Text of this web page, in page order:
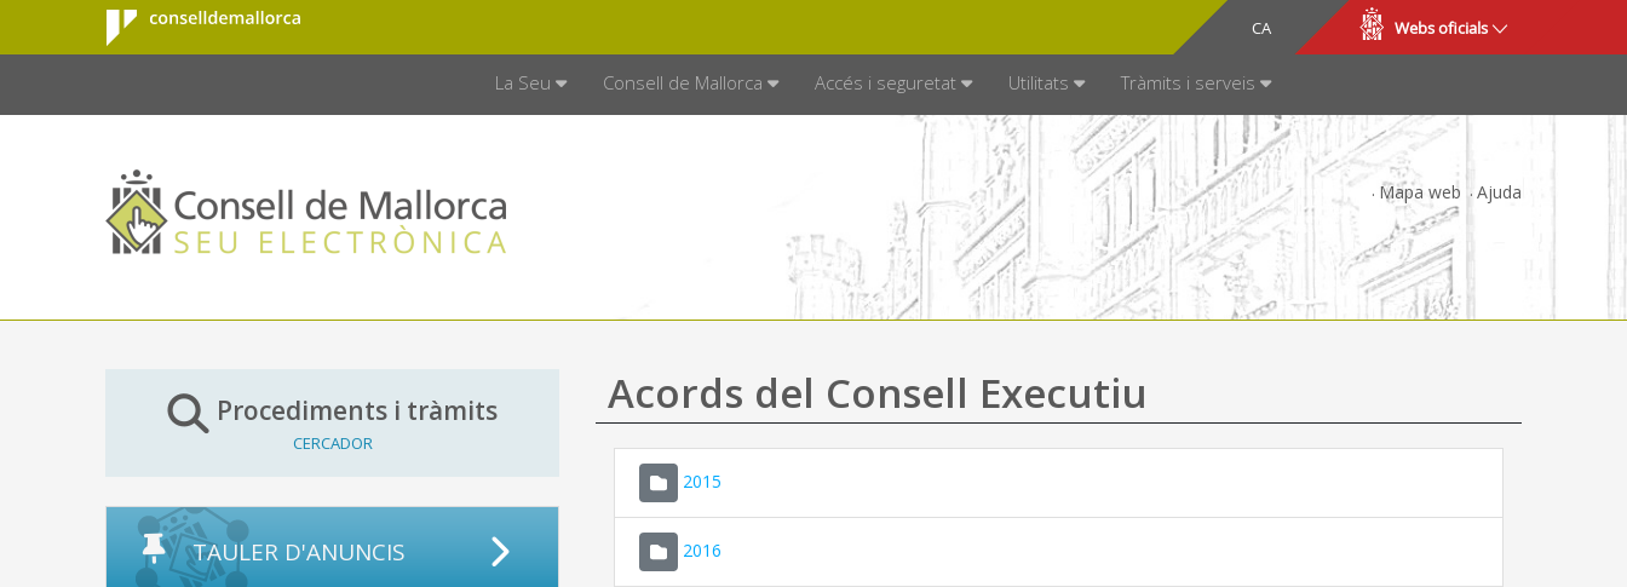
Salta al contingut principal
Consell de
Mallorca
CA
ES Webs oficials
La Seu Consell de Mallorca Accés i seguretat Utilitats Tràmits i serveis
Mapa web Ajuda
Procediments i tràmits
CERCADOR
TAULER D'ANUNCIS
Acords del Consell Executiu
2015
2016